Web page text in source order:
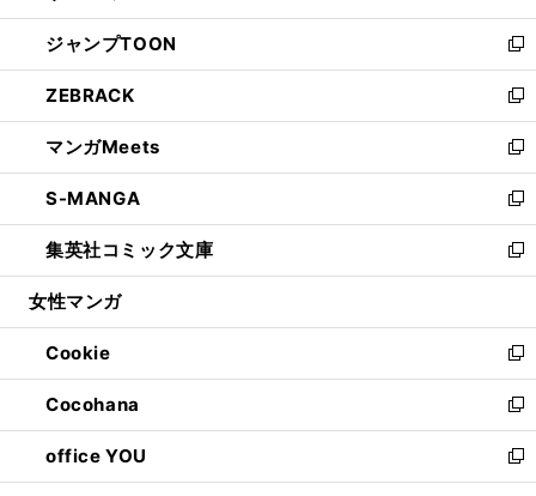
開
く
ウ
で
開
く
ン
ド
ウ
で
開
く
ウ
ィ
ン
ド
ウ
で
開
く
し
い
ウ
ィ
ン
ド
ウ
で
開
く
ジャンプTOON
新
し
い
ウ
ィ
ン
ド
ウ
で
開
ZEBRACK
新
し
い
ウ
ィ
ン
ド
ウ
開
く
マンガMeets
新
し
い
ウ
ィ
ン
ウ
で
開
く
S-MANGA
新
し
い
ウ
ン
ド
ウ
で
開
く
集英社コミック文庫
新
し
ウ
ィ
ン
ド
ウ
で
開
女性マンガ
Cookie
新
し
い
ウ
ィ
ン
Cocohana
新
し
い
ウ
office YOU
新
し